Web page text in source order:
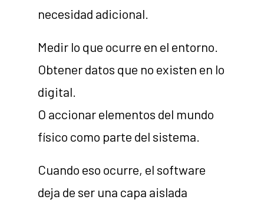
necesidad adicional.
Medir lo que ocurre en el entorno.
Obtener datos que no existen en lo
digital.
O accionar elementos del mundo
físico como parte del sistema.
Cuando eso ocurre, el software
deja de ser una capa aislada